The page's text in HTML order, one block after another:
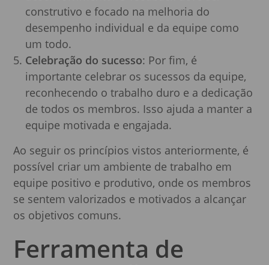
construtivo e focado na melhoria do
desempenho individual e da equipe como
um todo.
Celebração do sucesso: Por fim, é
importante celebrar os sucessos da equipe,
reconhecendo o trabalho duro e a dedicação
de todos os membros. Isso ajuda a manter a
equipe motivada e engajada.
Ao seguir os princípios vistos anteriormente, é
possível criar um ambiente de trabalho em
equipe positivo e produtivo, onde os membros
se sentem valorizados e motivados a alcançar
os objetivos comuns.
Ferramenta de